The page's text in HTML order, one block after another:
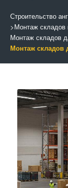
Строительство
>Монтаж складов
Монтаж складов
Монтаж складов